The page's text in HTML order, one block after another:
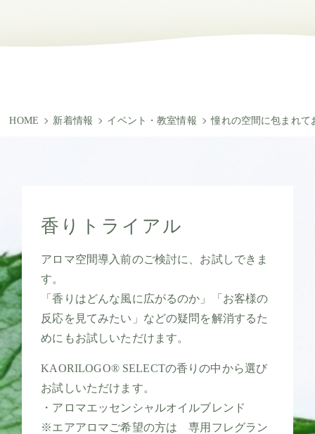
HOME 新着情報 イベント・教室情報 憧れの空間に包まれて
香りトライアル
アロマ空間導入前のご検討に、お試しできま
す。
「香りはどんな風に広がるのか」「お客様の
反応を見てみたい」などの疑問を解消するた
めにもお試しいただけます。
KAORILOGO® SELECTの香りの中から選び
お試しいただけます。
・アロマエッセンシャルオイルブレンド
※エアアロマご希望の方は 専用フレグラン